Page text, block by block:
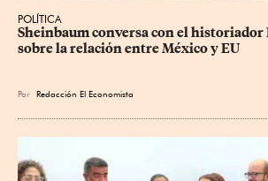
POLÍTICA
Sheinbaum conversa con el historiador
sobre la relación entre México y EU
Por Redacción El Economista